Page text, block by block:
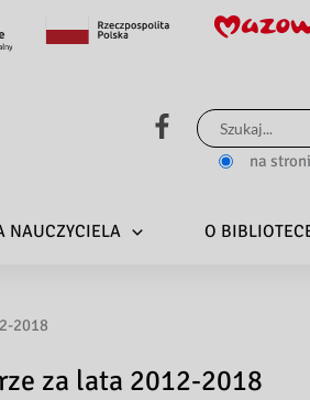
Szukaj
dla:
na
NAUCZYCIELA O
2018
za lata 2012-2018